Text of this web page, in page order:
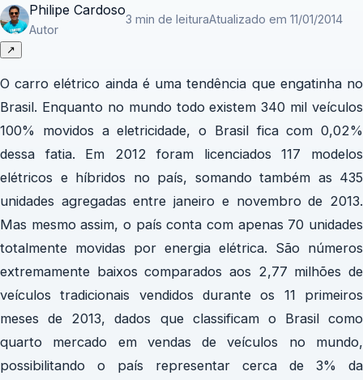
Philipe Cardoso
Autor
3 min de leituraAtualizado em 11/01/2014
↗
O carro elétrico ainda é uma tendência que engatinha no
Brasil. Enquanto no mundo todo existem 340 mil veículos
100% movidos a eletricidade, o Brasil fica com 0,02%
dessa fatia. Em 2012 foram licenciados 117 modelos
elétricos e híbridos no país, somando também as 435
unidades agregadas entre janeiro e novembro de 2013.
Mas mesmo assim, o país conta com apenas 70 unidades
totalmente movidas por energia elétrica. São números
extremamente baixos comparados aos 2,77 milhões de
veículos tradicionais vendidos durante os 11 primeiros
meses de 2013, dados que classificam o Brasil como
quarto mercado em vendas de veículos no mundo,
possibilitando o país representar cerca de 3% da